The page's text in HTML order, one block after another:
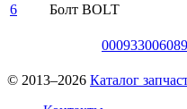
6
Болт BOLT
000933006089
© 2013–2026 Каталог